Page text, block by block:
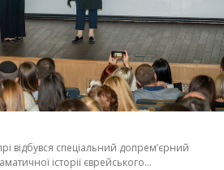
відбувся спеціальний допрем’єрний
історії єврейського...